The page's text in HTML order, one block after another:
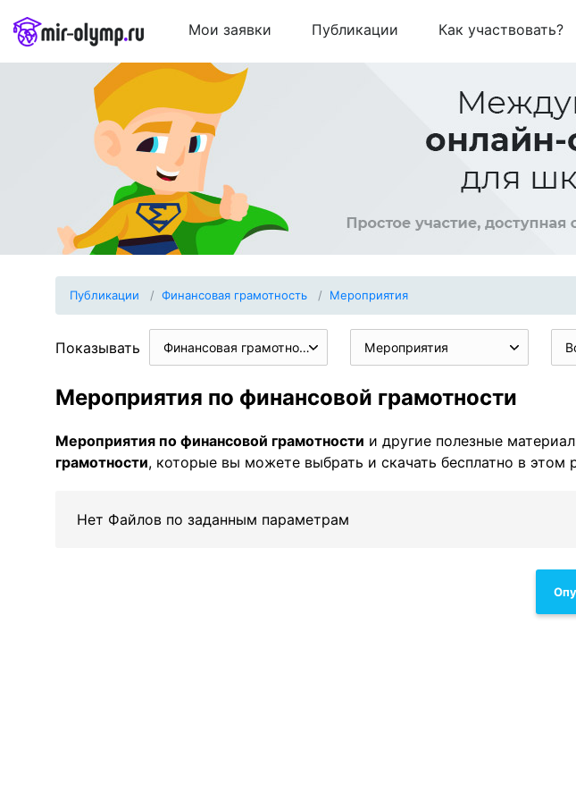
Мои заявки Публикации Как участвовать?
Публикации Финансовая грамотность Мероприятия
Показывать Финансовая грамотность Мероприятия
Мероприятия по финансовой грамотности
Мероприятия по финансовой грамотности и другие полезные
грамотности, которые вы можете выбрать и скачать бесплатно в этом
Нет Файлов по заданным параметрам